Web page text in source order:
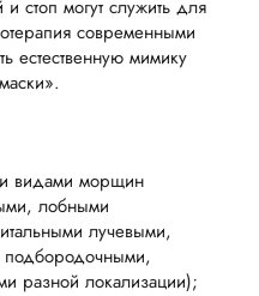
стоп могут служить для
современными
естественную мимику
видами морщин
лобными
лучевыми,
разной локализации);